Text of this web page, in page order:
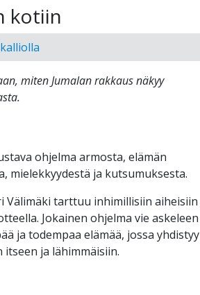
kotiin
miten Jumalan rakkaus näkyy
ohjelma armosta, elämän
mielekkyydestä ja kutsumuksesta.
Välimäki tarttuu inhimillisiin aiheisiin
Jokainen ohjelma vie askeleen
ja todempaa elämää, jossa yhdistyy
itseen ja lähimmäisiin.